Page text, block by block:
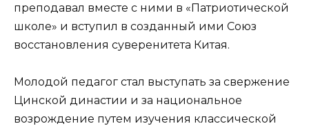
преподавал вместе с ними в «Патриотической
школе» и вступил в созданный ими Союз
восстановления суверенитета Китая.
Молодой педагог стал выступать за свержение
Цинской династии и за национальное
возрождение путем изучения классической